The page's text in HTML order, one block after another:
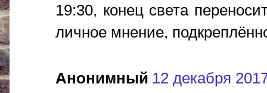
19:30, конец света
личное мнение,
Анонимный 12 декабря